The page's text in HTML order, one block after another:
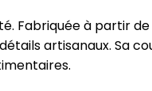
Fabriquée à partir
artisanaux. Sa